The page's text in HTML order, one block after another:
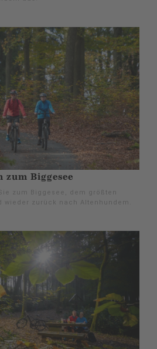
Biggesee
zum Biggesee, dem größten
wieder zurück nach Altenhundem.